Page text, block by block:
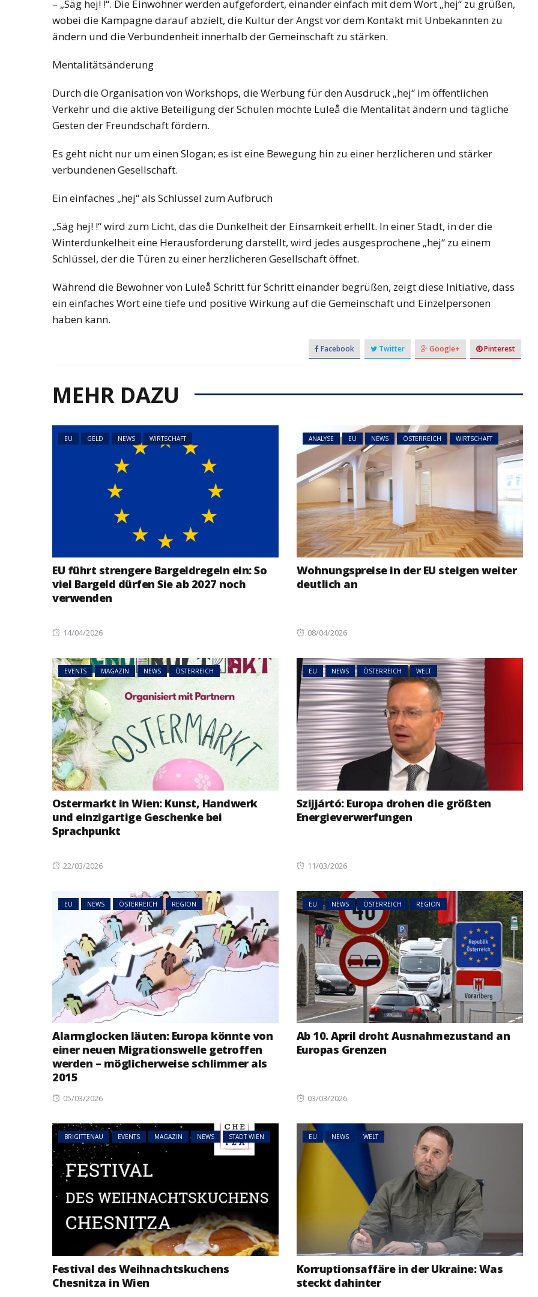
– „Säg hej! !“. Die Einwohner werden aufgefordert, einander einfach mit dem Wort „hej“ zu grüßen,
wobei die Kampagne darauf abzielt, die Kultur der Angst vor dem Kontakt mit Unbekannten zu
ändern und die Verbundenheit innerhalb der Gemeinschaft zu stärken.
Mentalitätsänderung
Durch die Organisation von Workshops, die Werbung für den Ausdruck „hej“ im öffentlichen
Verkehr und die aktive Beteiligung der Schulen möchte Luleå die Mentalität ändern und tägliche
Gesten der Freundschaft fördern.
Es geht nicht nur um einen Slogan; es ist eine Bewegung hin zu einer herzlicheren und stärker
verbundenen Gesellschaft.
Ein einfaches „hej“ als Schlüssel zum Aufbruch
„Säg hej! !“ wird zum Licht, das die Dunkelheit der Einsamkeit erhellt. In einer Stadt, in der die
Winterdunkelheit eine Herausforderung darstellt, wird jedes ausgesprochene „hej“ zu einem
Schlüssel, der die Türen zu einer herzlicheren Gesellschaft öffnet.
Während die Bewohner von Luleå Schritt für Schritt einander begrüßen, zeigt diese Initiative, dass
ein einfaches Wort eine tiefe und positive Wirkung auf die Gemeinschaft und Einzelpersonen
haben kann.
Facebook Twitter Google+ Pinterest
MEHR DAZU
EU GELD NEWS WIRTSCHAFT
EU führt strengere Bargeldregeln ein: So
viel Bargeld dürfen Sie ab 2027 noch
verwenden
Posted
14/04/2026
ANALYSE EU NEWS ÖSTERREICH WIRTSCHAFT
Wohnungspreise in der EU steigen weiter
deutlich an
Posted
08/04/2026
EVENTS MAGAZIN NEWS ÖSTERREICH
Ostermarkt in Wien: Kunst, Handwerk
und einzigartige Geschenke bei
Sprachpunkt
Posted
22/03/2026
EU NEWS ÖSTERREICH WELT
Szijjártó: Europa drohen die größten
Energieverwerfungen
Posted
11/03/2026
EU NEWS ÖSTERREICH REGION
Alarmglocken läuten: Europa könnte von
einer neuen Migrationswelle getroffen
werden – möglicherweise schlimmer als
2015
Posted
05/03/2026
EU NEWS ÖSTERREICH REGION
Ab 10. April droht Ausnahmezustand an
Europas Grenzen
Posted
03/03/2026
BRIGITTENAU EVENTS MAGAZIN NEWS STADT WIEN
Festival des Weihnachtskuchens
Chesnitza in Wien
EU NEWS WELT
Korruptionsaffäre in der Ukraine: Was
steckt dahinter
Rückläufiger Trend setzt
österreichweit gegen
mögliche Budgetkürzungen